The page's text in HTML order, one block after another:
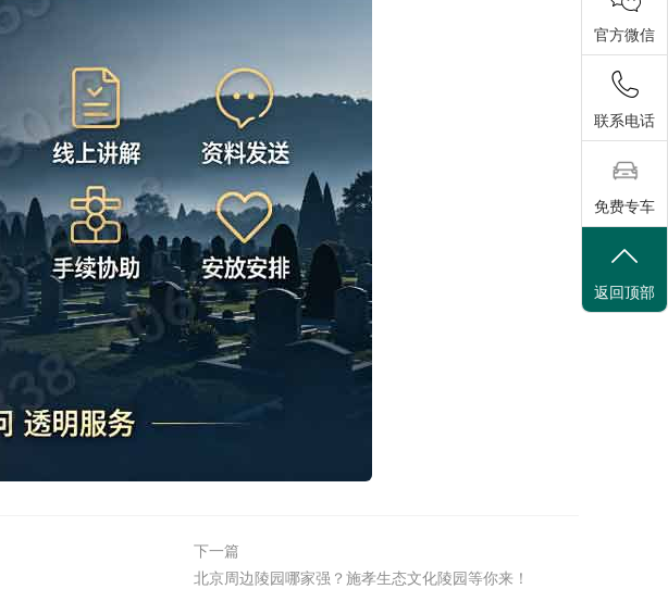
下一篇
北京周边陵园哪家强？施孝生态文化陵园等你来！
官方微信
联系电话
免费专车
返回顶部